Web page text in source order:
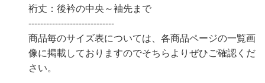
裄丈：後衿の中央～袖先まで
-----------------------------
商品毎のサイズ表については、各商品ページの一覧画
像に掲載しておりますのでそちらよりぜひご確認くだ
さい。